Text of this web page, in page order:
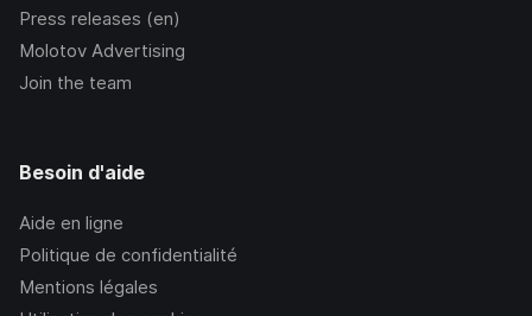
Press releases (en)
Molotov Advertising
Join the team
Besoin d'aide
Aide en ligne
Politique de confidentialité
Mentions légales